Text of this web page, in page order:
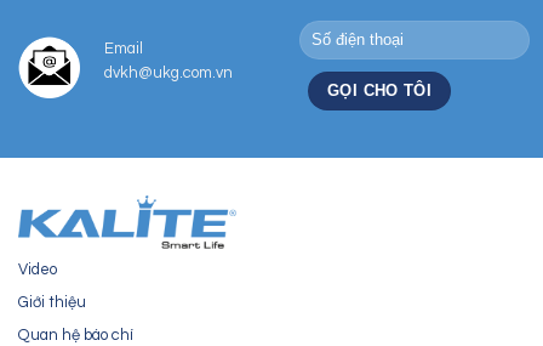
Email
dvkh@ukg.com.vn
Video
Giới thiệu
Quan hệ báo chí